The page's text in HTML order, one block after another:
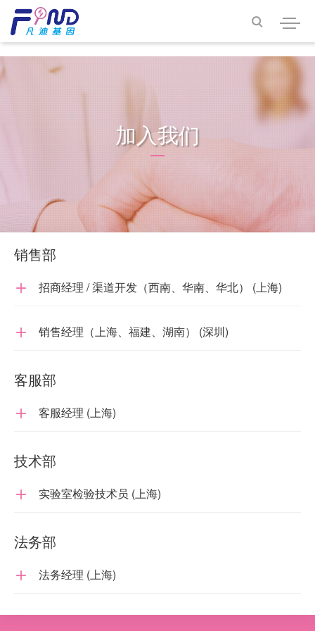
<<<<<<< HEAD

加入我们
销售部
招商经理 / 渠道开发（西南、华南、华北） (上海)

销售经理（上海、福建、湖南） (深圳)

客服部
客服经理 (上海)

技术部
实验室检验技术员 (上海)

法务部
法务经理 (上海)
